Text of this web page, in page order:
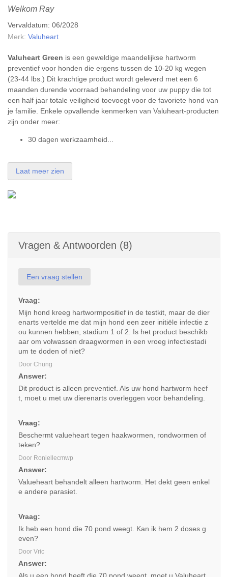
Welkom Ray
Vervaldatum: 06/2028
Merk: Valuheart
Valuheart Green is een geweldige maandelijkse hartworm
preventief voor honden die ergens tussen de 10-20 kg wegen
(23-44 lbs.) Dit krachtige product wordt geleverd met een 6
maanden durende voorraad behandeling voor uw puppy die tot
een half jaar totale veiligheid toevoegt voor de favoriete hond van
je familie. Enkele opvallende kenmerken van Valuheart-producten
zijn onder meer:
30 dagen werkzaamheid...
Laat meer zien
Vragen & Antwoorden (8)
Een vraag stellen
Vraag:
Mijn hond kreeg hartwormpositief in de testkit, maar de dier
enarts vertelde me dat mijn hond een zeer initiële infectie z
ou kunnen hebben, stadium 1 of 2. Is het product beschikb
aar om volwassen draagwormen in een vroeg infectiestadi
um te doden of niet?
Door Chung
Answer:
Dit product is alleen preventief. Als uw hond hartworm heef
t, moet u met uw dierenarts overleggen voor behandeling.
Vraag:
Beschermt valueheart tegen haakwormen, rondwormen of
teken?
Door Roniellecmwp
Answer:
Valueheart behandelt alleen hartworm. Het dekt geen enkel
e andere parasiet.
Vraag:
Ik heb een hond die 70 pond weegt. Kan ik hem 2 doses g
even?
Door Vric
Answer: